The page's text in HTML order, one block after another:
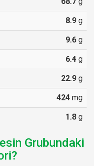
8.9 g
9.6 g
6.4 g
22.9 g
424 mg
1.8 g
Grubundaki